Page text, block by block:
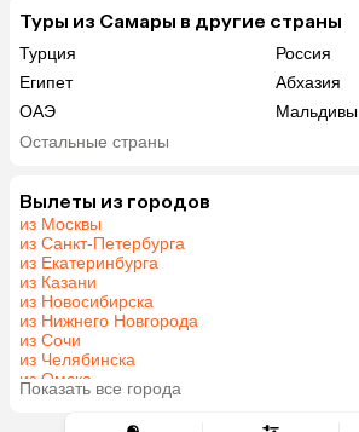
Туры из Самары в другие страны
Турция
Россия
Египет
Абхазия
ОАЭ
Мальдивы
Гонконг
Остальные страны
Вылеты из городов
из Москвы
из Санкт-Петербурга
из Екатеринбурга
из Казани
из Новосибирска
из Нижнего Новгорода
из Сочи
из Челябинска
из Омска
из Красноярска
Показать все города